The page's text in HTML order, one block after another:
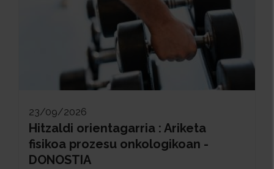
23/09/2026
Hitzaldi orientagarria : Ariketa
fisikoa prozesu onkologikoan -
DONOSTIA